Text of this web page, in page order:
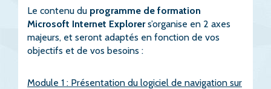
Le contenu du programme de formation
Microsoft Internet Explorers’organise en 2 axes
majeurs, et seront adaptés en fonction de vos
objectifs et de vos besoins :
Module 1 : Présentation du logiciel de navigation sur